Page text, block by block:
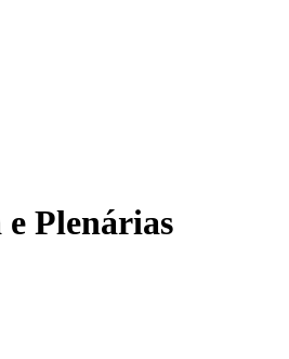
Plenárias